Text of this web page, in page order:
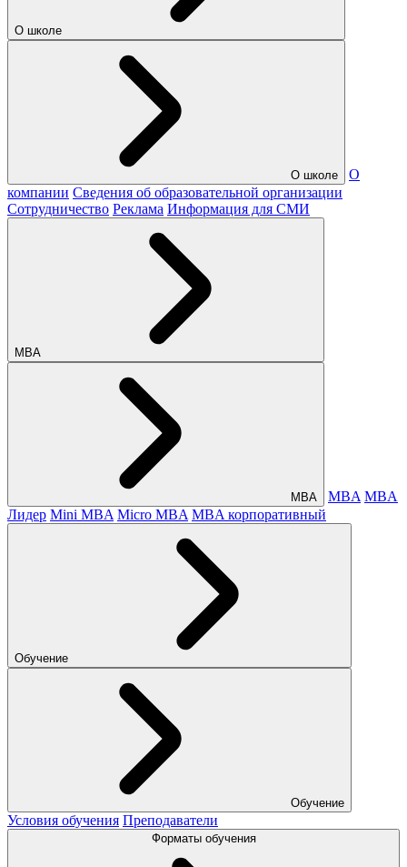
О школе
О школе
О
компании Сведения об образовательной организации
Сотрудничество Реклама Информация для СМИ
МВА
МВА MBA MBA
Лидер Mini MBA Micro MBA MBA корпоративный
Обучение
Обучение
Условия обучения Преподаватели
Форматы обучения